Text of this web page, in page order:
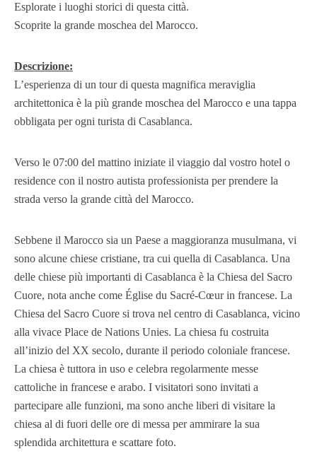
Esplorate i luoghi storici di questa città.
Scoprite la grande moschea del Marocco.
Descrizione:
L’esperienza di un tour di questa magnifica meraviglia
architettonica è la più grande moschea del Marocco e una tappa
obbligata per ogni turista di Casablanca.
Verso le 07:00 del mattino iniziate il viaggio dal vostro hotel o
residence con il nostro autista professionista per prendere la
strada verso la grande città del Marocco.
Sebbene il Marocco sia un Paese a maggioranza musulmana, vi
sono alcune chiese cristiane, tra cui quella di Casablanca. Una
delle chiese più importanti di Casablanca è la Chiesa del Sacro
Cuore, nota anche come Église du Sacré-Cœur in francese. La
Chiesa del Sacro Cuore si trova nel centro di Casablanca, vicino
alla vivace Place de Nations Unies. La chiesa fu costruita
all’inizio del XX secolo, durante il periodo coloniale francese.
La chiesa è tuttora in uso e celebra regolarmente messe
cattoliche in francese e arabo. I visitatori sono invitati a
partecipare alle funzioni, ma sono anche liberi di visitare la
chiesa al di fuori delle ore di messa per ammirare la sua
splendida architettura e scattare foto.